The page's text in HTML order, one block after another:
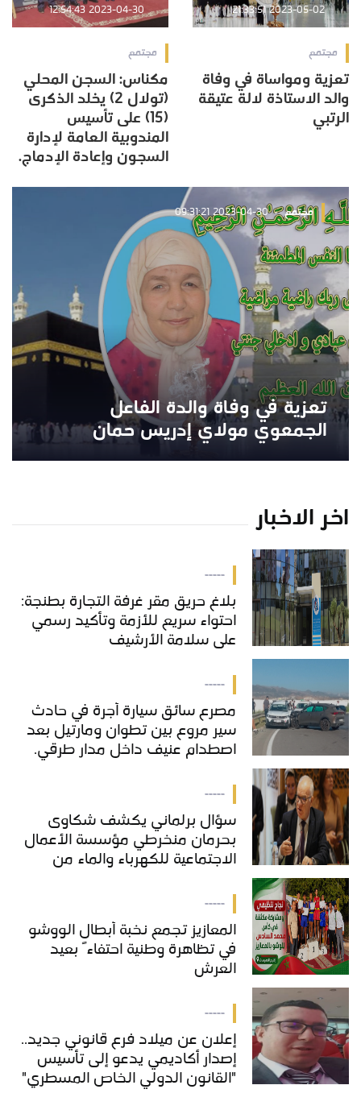
2023-05-02 21:33:51
مجتمع
تعزية ومواساة في وفاة
والد الاستاذة لالة عتيقة
الرتبي
2023-04-30 12:54:43
مجتمع
مكناس: السجن المحلي
(تولال 2) يخلد الذكرى
(15) على تأسيس
المندوبية العامة لإدارة
السجون وإعادة الإدماج.
مجتمع 2023-04-30 09:31:21
تعزية في وفاة والدة الفاعل
الجمعوي مولاي إدريس حمان
اخر الاخبار
-----
بلاغ حريق مقر غرفة التجارة بطنجة:
احتواء سريع للأزمة وتأكيد رسمي
على سلامة الأرشيف
-----
مصرع سائق سيارة أجرة في حادث
سير مروع بين تطوان ومارتيل بعد
اصطدام عنيف داخل مدار طرقي.
-----
سؤال برلماني يكشف شكاوى
بحرمان منخرطي مؤسسة الأعمال
الاجتماعية للكهرباء والماء من
-----
المعازيز تجمع نخبة أبطال الووشو
في تظاهرة وطنية احتفاءً بعيد
العرش
-----
إعلان عن ميلاد فرع قانوني جديد..
إصدار أكاديمي يدعو إلى تأسيس
"القانون الدولي الخاص المسطري"